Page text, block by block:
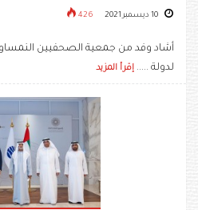
426
أشاد وفد من جمعية الصحفيين
لدولة ..... إقرأ المزيد